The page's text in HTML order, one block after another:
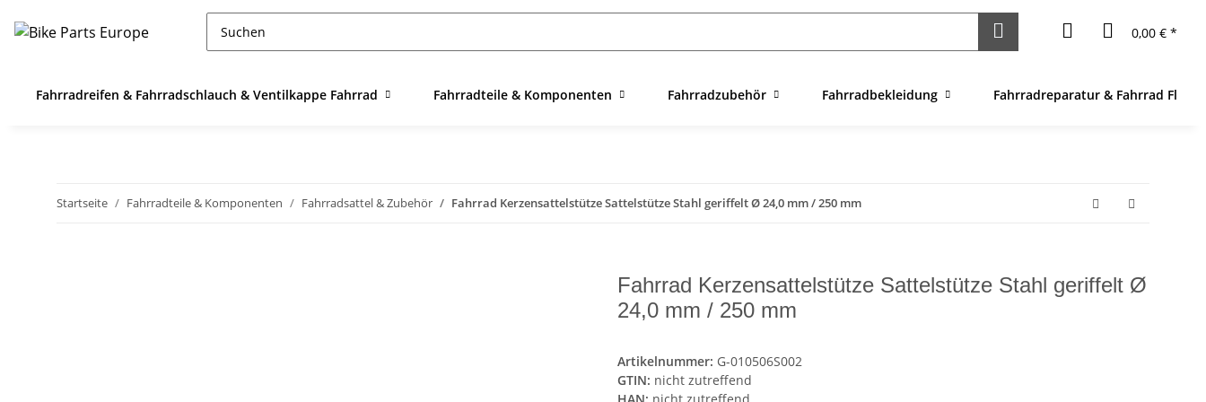
0,00 € *
Fahrradreifen & Fahrradschlauch & Ventilkappe Fahrrad Fahrradteile & Komponenten Fahrradzubehör Fahrradbekleidung Fahrradreparatur & Fahrrad
Startseite Fahrradteile & Komponenten Fahrradsattel & Zubehör Fahrrad Kerzensattelstütze Sattelstütze Stahl geriffelt Ø 24,0 mm / 250 mm
Fahrrad Kerzensattelstütze Sattelstütze Stahl geriffelt Ø
24,0 mm / 250 mm
Artikelnummer: G-010506S002
GTIN: nicht zutreffend